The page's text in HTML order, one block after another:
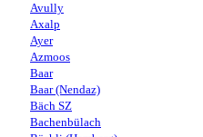
Avully
Axalp
Ayer
Azmoos
Baar
Baar (Nendaz)
Bäch SZ
Bachenbülach